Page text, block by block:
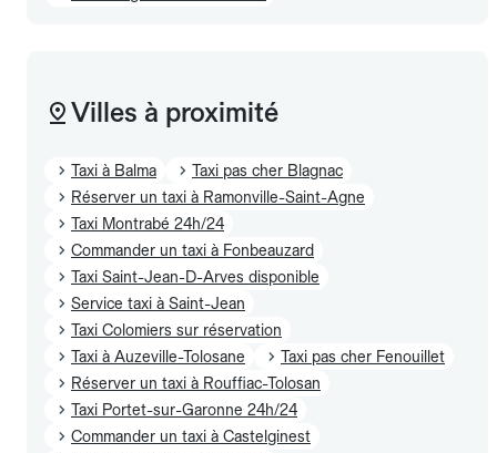
Villes à proximité
Taxi à Balma
Taxi pas cher Blagnac
Réserver un taxi à Ramonville-Saint-Agne
Taxi Montrabé 24h/24
Commander un taxi à Fonbeauzard
Taxi Saint-Jean-D-Arves disponible
Service taxi à Saint-Jean
Taxi Colomiers sur réservation
Taxi à Auzeville-Tolosane
Taxi pas cher Fenouillet
Réserver un taxi à Rouffiac-Tolosan
Taxi Portet-sur-Garonne 24h/24
Commander un taxi à Castelginest